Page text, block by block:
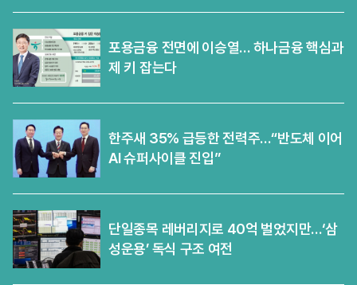
포용금융 전면에 이승열… 하나금융 핵심과
제 키 잡는다
한주새 35% 급등한 전력주…“반도체 이어
AI 슈퍼사이클 진입”
단일종목 레버리지로 40억 벌었지만…‘삼
성운용’ 독식 구조 여전